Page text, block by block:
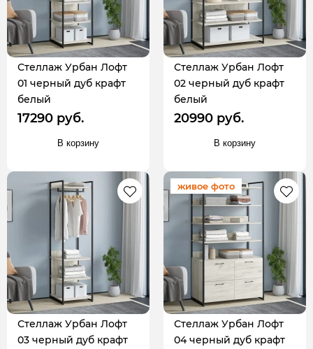
Стеллаж Урбан Лофт
01 черный дуб крафт
белый
17290 руб.
В корзину
Стеллаж Урбан Лофт
02 черный дуб крафт
белый
20990 руб.
В корзину
Стеллаж Урбан Лофт
03 черный дуб крафт
живое фото
Стеллаж Урбан Лофт
04 черный дуб крафт